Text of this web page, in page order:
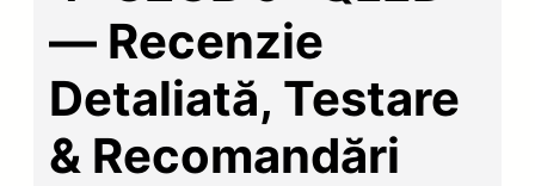
— Recenzie
Detaliată, Testare
& Recomandări